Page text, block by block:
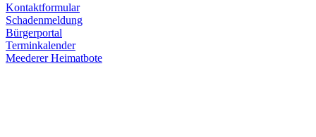
Kontaktformular
Schadenmeldung
Bürgerportal
Terminkalender
Meederer Heimatbote